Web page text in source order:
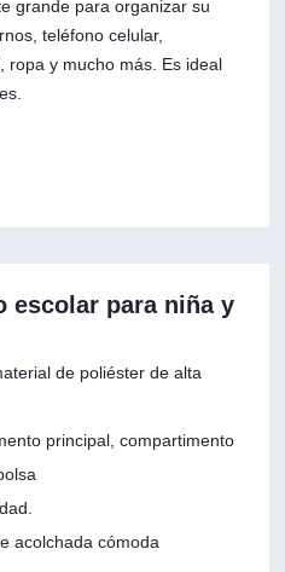
grande para organizar su
teléfono celular,
ropa y mucho más. Es ideal
escolar para niña y
de poliéster de alta
principal, compartimento
acolchada cómoda